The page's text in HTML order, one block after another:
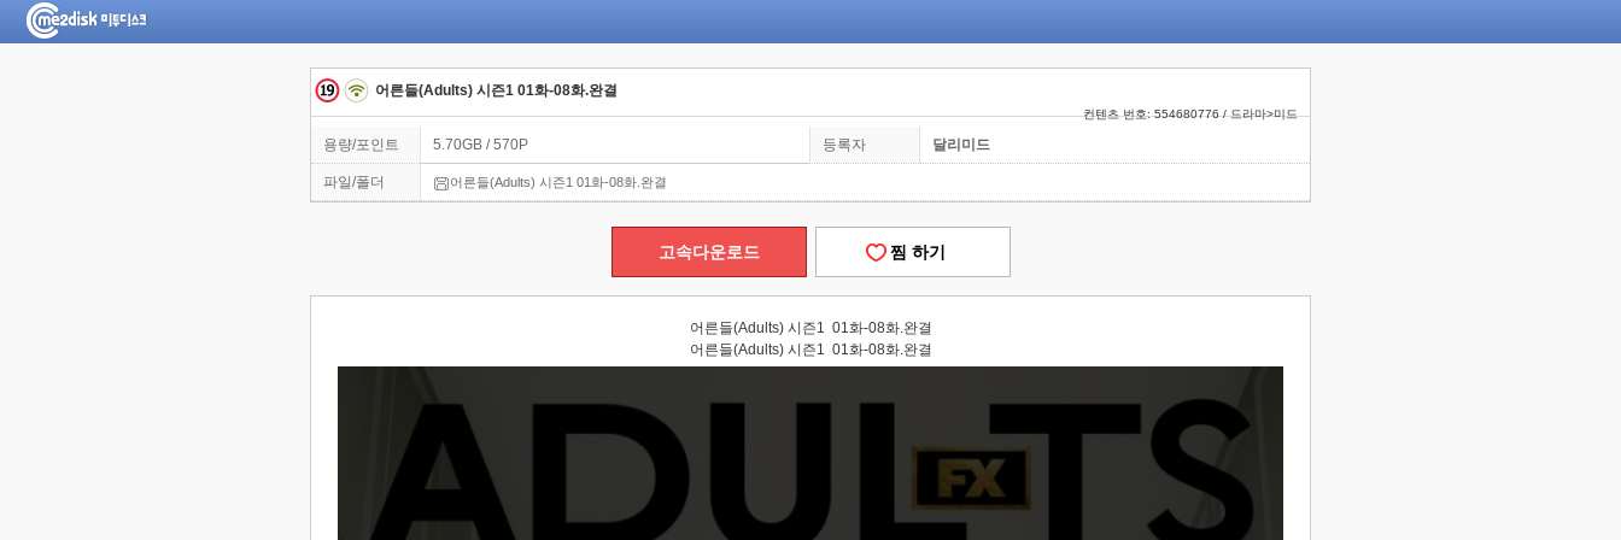
어른들(Adults) 시즌1 01화-08화.완결
컨텐츠 번호: 554680776 / 드라마>미드
용량/포인트 5.70GB / 570P 등록자 달리미드
파일/폴더 어른들(Adults) 시즌1 01화-08화.완결
고속다운로드 찜 하기
어른들(Adults) 시즌1 01화-08화.완결
어른들(Adults) 시즌1 01화-08화.완결